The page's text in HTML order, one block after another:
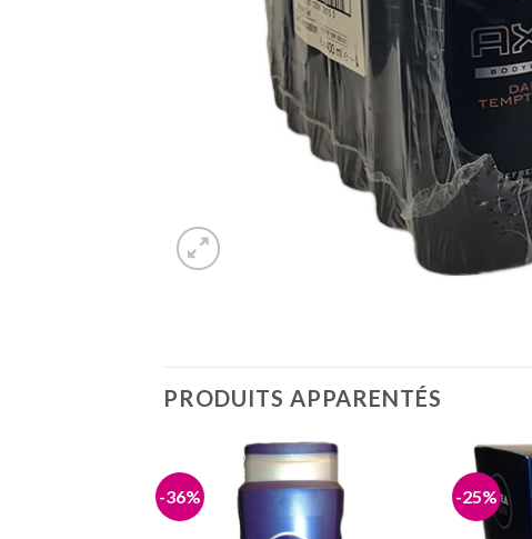
PRODUITS APPARENTÉS
-36% -25%